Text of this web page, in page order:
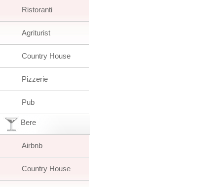
Ristoranti
Agriturist
Country House
Pizzerie
Pub
Bere
Airbnb
Country House